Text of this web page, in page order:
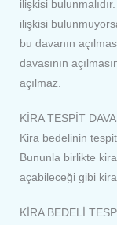
ilişkisi
ilişkisi
bu davanın
davasının
açılmaz.
KİRA TESPİT
Kira bedelinin
Bununla birlikte
açabileceği gibi
KİRA BEDELİ